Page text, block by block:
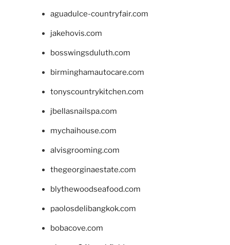
aguadulce-countryfair.com
jakehovis.com
bosswingsduluth.com
birminghamautocare.com
tonyscountrykitchen.com
jbellasnailspa.com
mychaihouse.com
alvisgrooming.com
thegeorginaestate.com
blythewoodseafood.com
paolosdelibangkok.com
bobacove.com